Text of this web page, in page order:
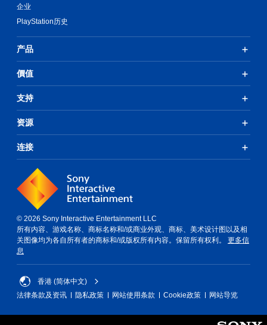
企业
PlayStation历史
产品
價值
支持
资源
连接
© 2026 Sony Interactive Entertainment LLC
所有内容、游戏名称、商标名称和/或商业外观、商标、美术设计图以及相
关图像均为各自所有者的商标和/或版权所有内容。保留所有权利。 更多信
息
香港 (简体中文)
法律条款及资讯
隐私政策 网站使用条款 Cookie政策 网站导览